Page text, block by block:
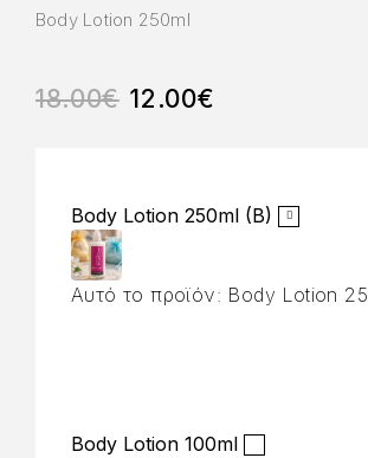
Body Lotion 250ml
18.00€ 12.00€
Body Lotion 250ml (B)
Αυτό το προϊόν: Body Lotion
Body Lotion 100ml